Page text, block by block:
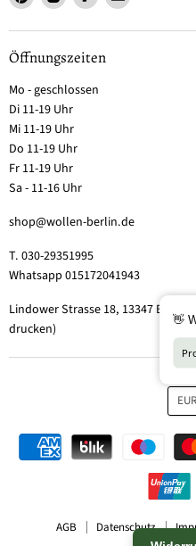
Öffnungszeiten
Mo - geschlossen
Di 11-19 Uhr
Mi 11-19 Uhr
Do 11-19 Uhr
Fr 11-19 Uhr
Sa - 11-16 Uhr
shop@wollen-berlin.de
T. 030-29351995
Whatsapp 015172041943
Lindower Strasse 18, 13347
drucken)
AGB Datenschutz